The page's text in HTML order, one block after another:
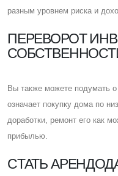
разным уровнем риска и
ПЕРЕВОРОТ
Вы также можете подумать
означает покупку дома по
доработки, ремонт его как
прибылью.
CТАТЬ